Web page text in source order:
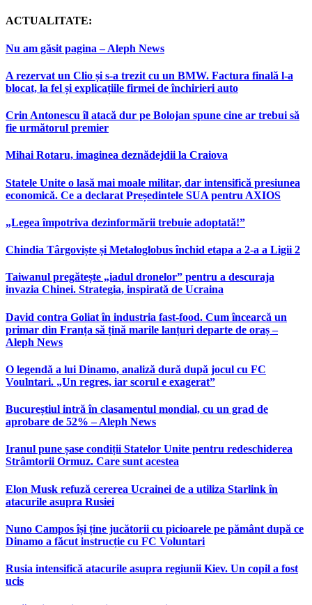
ACTUALITATE:
Nu am găsit pagina – Aleph News
A rezervat un Clio și s-a trezit cu un BMW. Factura finală l-a
blocat, la fel și explicațiile firmei de închirieri auto
Crin Antonescu îl atacă dur pe Bolojan spune cine ar trebui să
fie următorul premier
Mihai Rotaru, imaginea deznădejdii la Craiova
Statele Unite o lasă mai moale militar, dar intensifică presiunea
economică. Ce a declarat Președintele SUA pentru AXIOS
„Legea împotriva dezinformării trebuie adoptată!”
Chindia Târgoviște și Metaloglobus închid etapa a 2-a a Ligii 2
Taiwanul pregătește „iadul dronelor” pentru a descuraja
invazia Chinei. Strategia, inspirată de Ucraina
David contra Goliat în industria fast-food. Cum încearcă un
primar din Franța să țină marile lanțuri departe de oraș –
Aleph News
O legendă a lui Dinamo, analiză dură după jocul cu FC
Voulntari. „Un regres, iar scorul e exagerat”
Bucureștiul intră în clasamentul mondial, cu un grad de
aprobare de 52% – Aleph News
Iranul pune șase condiții Statelor Unite pentru redeschiderea
Strâmtorii Ormuz. Care sunt acestea
Elon Musk refuză cererea Ucrainei de a utiliza Starlink în
atacurile asupra Rusiei
Nuno Campos își ține jucătorii cu picioarele pe pământ după ce
Dinamo a făcut instrucție cu FC Voluntari
Rusia intensifică atacurile asupra regiunii Kiev. Un copil a fost
ucis